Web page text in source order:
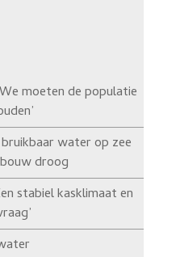
moeten de populatie
water op zee
droog
stabiel kasklimaat en